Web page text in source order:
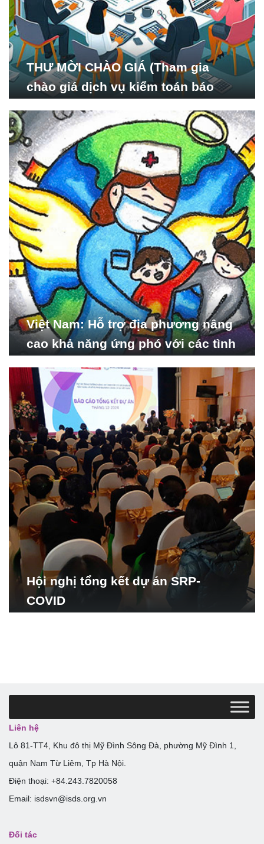
THƯ MỜI CHÀO GIÁ (Tham gia
chào giá dịch vụ kiểm toán báo
Nghiên cứu Phát triển Xã
hội_ISDS)
Việt Nam: Hỗ trợ địa phương nâng
cao khả năng ứng phó với các tình
Hội nghị tổng kết dự án SRP-
COVID
Liên hệ
Lô 81-TT4, Khu đô thị Mỹ Đình Sông Đà, phường Mỹ Đình 1,
quận Nam Từ Liêm, Tp Hà Nội.
Điện thoại: +84.243.7820058
Email: isdsvn@isds.org.vn
Đối tác